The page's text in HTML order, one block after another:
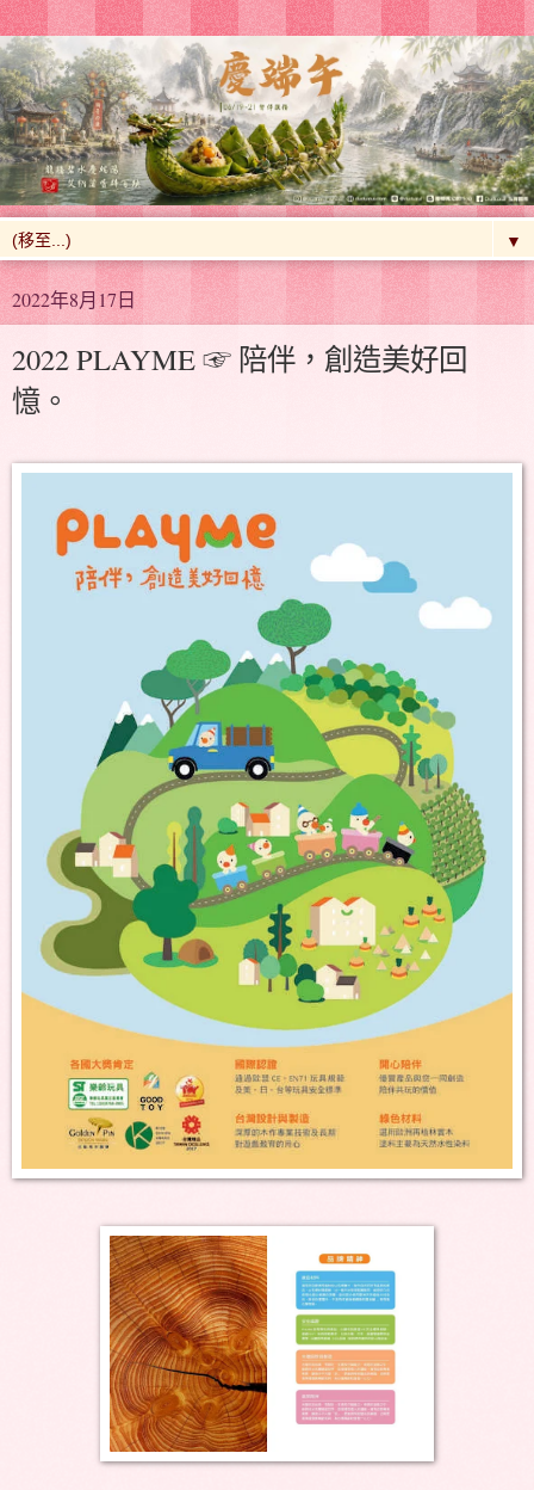
▼
2022年8月17日
2022 PLAYME ☞ 陪伴，創造美好回
憶。